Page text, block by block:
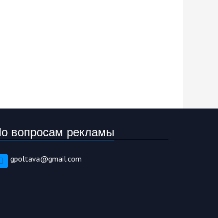
вопросам рекламы
gpoltava@gmail.com